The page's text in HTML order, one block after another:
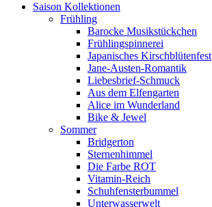
Saison Kollektionen
Frühling
Barocke Musikstückchen
Frühlingspinnerei
Japanisches Kirschblütenfest
Jane-Austen-Romantik
Liebesbrief-Schmuck
Aus dem Elfengarten
Alice im Wunderland
Bike & Jewel
Sommer
Bridgerton
Sternenhimmel
Die Farbe ROT
Vitamin-Reich
Schuhfensterbummel
Unterwasserwelt